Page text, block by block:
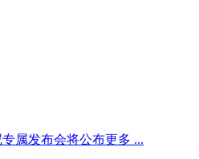
属发布会将公布更多 ...